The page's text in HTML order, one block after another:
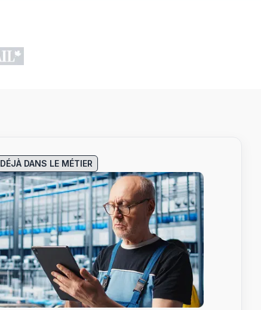
DÉJÀ DANS LE MÉTIER